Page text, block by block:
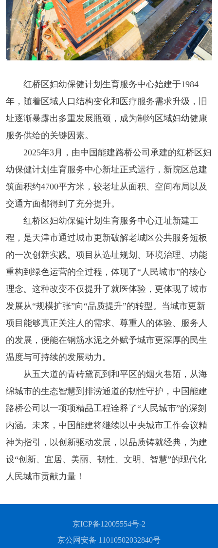
红桥区妇幼保健计划生育服务中心始建于1984
年，随着区域人口结构变化和医疗服务需求升级，旧
址逐渐暴露出多重发展瓶颈，成为制约区域妇幼健康
服务供给的关键因素。
2025年3月，由中国能建路桥公司承建的红桥区妇
幼保健计划生育服务中心新址正式运行，新院区总建
筑面积约4700平方米，较老址从面积、空间布局以及
交通方面都得到了充分提升。
红桥区妇幼保健计划生育服务中心迁址新建工
程，是天津市通过城市更新破解老城区公共服务短板
的一次创新实践。项目从选址规划、环境治理、功能
重构到绿色运营的全过程，体现了“人民城市”的核心
理念。这种改变不仅提升了就医体验，更体现了城市
发展从“规模扩张”向“品质提升”的转型。当城市更新
项目能够真正关注人的需求、尊重人的体验、服务人
的发展，便能在钢筋水泥之外赋予城市更深厚的民生
温度与可持续的发展动力。
从五大道的青砖黛瓦到和平区的烟火巷陌，从海
绵城市的生态智慧到排涝通道的韧性守护，中国能建
路桥公司以一项项精品工程诠释了“人民城市”的深刻
内涵。未来，中国能建将继续以中央城市工作会议精
神为指引，以创新驱动发展，以品质铸就经典，为建
设“创新、宜居、美丽、韧性、文明、智慧”的现代化
人民城市贡献力量！
京ICP备12005554号-2
京公网安备 11010502032840号